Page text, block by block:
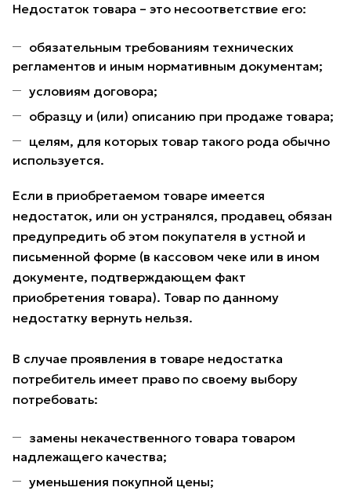
Недостаток товара – это несоответствие его:
обязательным требованиям технических
регламентов и иным нормативным документам;
условиям договора;
образцу и (или) описанию при продаже товара;
целям, для которых товар такого рода обычно
используется.
Если в приобретаемом товаре имеется
недостаток, или он устранялся, продавец обязан
предупредить об этом покупателя в устной и
письменной форме (в кассовом чеке или в ином
документе, подтверждающем факт
приобретения товара). Товар по данному
недостатку вернуть нельзя.
В случае проявления в товаре недостатка
потребитель имеет право по своему выбору
потребовать:
замены некачественного товара товаром
надлежащего качества;
уменьшения покупной цены;